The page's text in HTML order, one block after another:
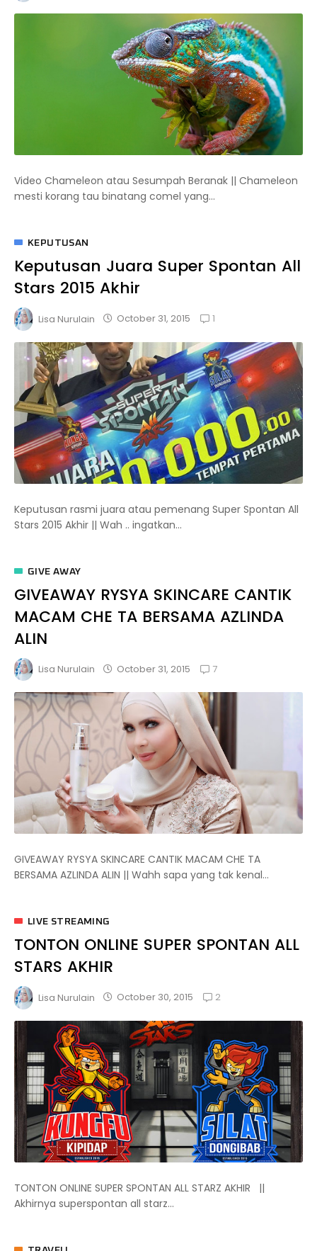
Video Chameleon atau Sesumpah Beranak || Chameleon
mesti korang tau binatang comel yang...
KEPUTUSAN
Keputusan Juara Super Spontan All
Stars 2015 Akhir
Lisa Nurulain October 31, 2015 1
Keputusan rasmi juara atau pemenang Super Spontan All
Stars 2015 Akhir || Wah .. ingatkan...
GIVE AWAY
GIVEAWAY RYSYA SKINCARE CANTIK
MACAM CHE TA BERSAMA AZLINDA
ALIN
Lisa Nurulain October 31, 2015 7
GIVEAWAY RYSYA SKINCARE CANTIK MACAM CHE TA
BERSAMA AZLINDA ALIN || Wahh sapa yang tak kenal...
LIVE STREAMING
TONTON ONLINE SUPER SPONTAN ALL
STARS AKHIR
Lisa Nurulain October 30, 2015 2
TONTON ONLINE SUPER SPONTAN ALL STARZ AKHIR ||
Akhirnya superspontan all starz...